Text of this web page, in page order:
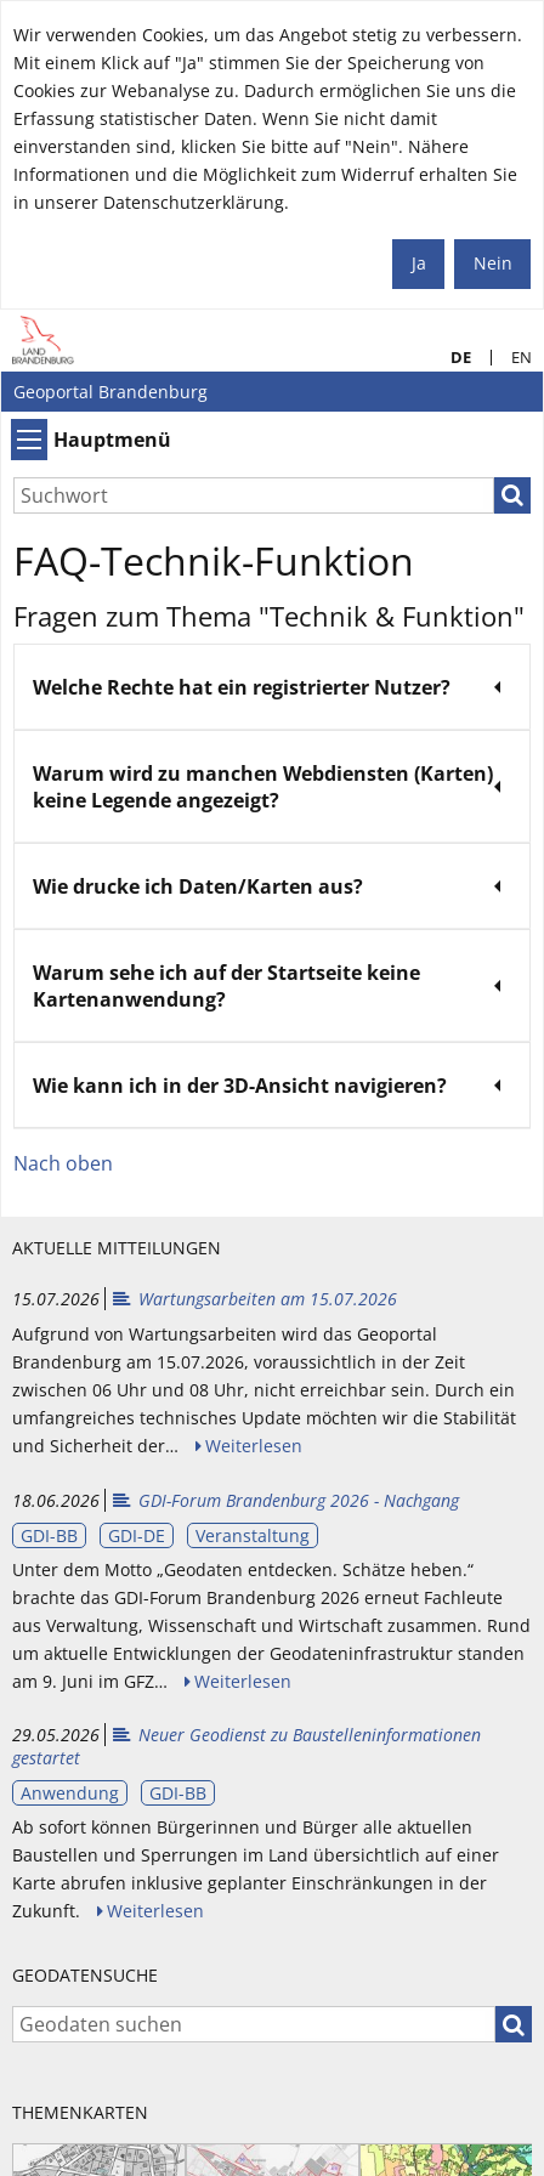
Wir verwenden Cookies, um das Angebot stetig zu verbessern.
Mit einem Klick auf "Ja" stimmen Sie der Speicherung von
Cookies zur Webanalyse zu. Dadurch ermöglichen Sie uns die
Erfassung statistischer Daten. Wenn Sie nicht damit
einverstanden sind, klicken Sie bitte auf "Nein". Nähere
Informationen und die Möglichkeit zum Widerruf erhalten Sie
in unserer Datenschutzerklärung.
Nein
Ja
DE EN
Geoportal Brandenburg
Hauptmenü
Hauptmenü
FAQ-Technik-Funktion
Fragen zum Thema "Technik & Funktion"
Welche Rechte hat ein registrierter Nutzer?
Warum wird zu manchen Webdiensten (Karten)
keine Legende angezeigt?
Wie drucke ich Daten/Karten aus?
Warum sehe ich auf der Startseite keine
Kartenanwendung?
Wie kann ich in der 3D-Ansicht navigieren?
Nach oben
AKTUELLE MITTEILUNGEN
15.07.2026
Wartungsarbeiten am 15.07.2026
Aufgrund von Wartungsarbeiten wird das Geoportal
Brandenburg am 15.07.2026, voraussichtlich in der Zeit
zwischen 06 Uhr und 08 Uhr, nicht erreichbar sein. Durch ein
umfangreiches technisches Update möchten wir die Stabilität
und Sicherheit der…
Weiterlesen
18.06.2026
GDI-Forum Brandenburg 2026 - Nachgang
GDI-BB
GDI-DE
Veranstaltung
Unter dem Motto „Geodaten entdecken. Schätze heben.“
brachte das GDI-Forum Brandenburg 2026 erneut Fachleute
aus Verwaltung, Wissenschaft und Wirtschaft zusammen. Rund
um aktuelle Entwicklungen der Geodateninfrastruktur standen
am 9. Juni im GFZ…
Weiterlesen
29.05.2026
Neuer Geodienst zu Baustelleninformationen
gestartet
Anwendung
GDI-BB
Ab sofort können Bürgerinnen und Bürger alle aktuellen
Baustellen und Sperrungen im Land übersichtlich auf einer
Karte abrufen inklusive geplanter Einschränkungen in der
Zukunft.
Weiterlesen
GEODATENSUCHE
THEMENKARTEN